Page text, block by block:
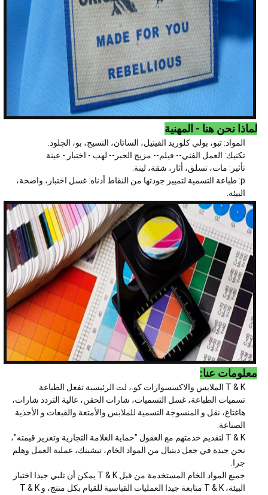
لماذا نحن هنا - المهنية
المواد: تبو، بولي كلوريد الفينيل، الساتان، النسيج، بو، الجلود.
تكنيك: العمل الفني-- فيلم-- مزيج الحبر-- لهب - اختبار - عينة
تأثير: مات، تسلق، أثار، شقة، لينة.
p: طباعة التسمية لتمييز جودتها من النقاط أدناه: غسل اختبار، واضحة،
البيئة.
معلومات عنا:
T & K الملابس والاكسسوارات كو.، لت الرئيسية تفعل الطباعة
تسميات الطباعة، غسل التسميات، شارات الحقن، عالية التردد شارات،
هاغتاغ، نقل و المنسوجة التسمية للملابس والأمتعة والقبعات و الأحذية
الصناعة.
T & K لتقديم خدمتهم مع العقول "حماية العلامة التجارية وتعزيز قيمته"،
نحن جيدة في جعل ديتيال من المواد الخام، تيشينك، عملية العمل وهلم
جرا.
جميع المواد الخام المستخدمة من قبل T & K يمكن أن تلبي جيدا اختبار
البيئة، T & K متابعة جيدا العمليات القياسية للقيام بكل منتج، و T & K